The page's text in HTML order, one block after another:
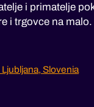
i primatelje
i trgovce na malo.
Slovenia